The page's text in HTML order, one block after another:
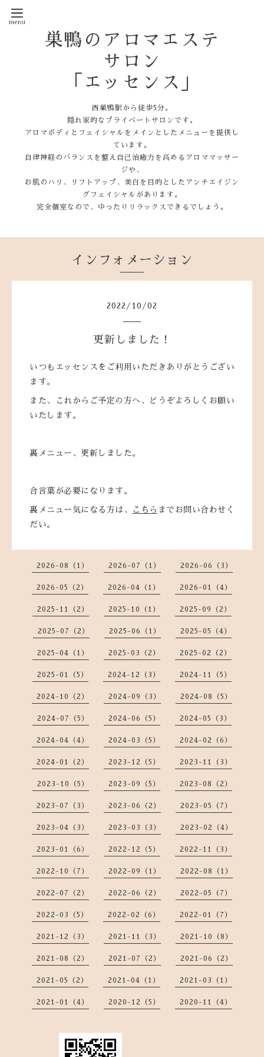
巣鴨のアロマエステ
サロン
「エッセンス」
西巣鴨駅から徒歩5分。
隠れ家的なプライベートサロンです。
アロマボディとフェイシャルをメインとしたメニューを提供し
ています。
自律神経のバランスを整え自己治癒力を高めるアロママッサー
ジや、
お肌のハリ、リフトアップ、美白を目的としたアンチエイジン
グフェイシャルがあります。
完全個室なので、ゆったりリラックスできるでしょう。
インフォメーション
2022 / 10 /02
更新しました！
いつもエッセンスをご利用いただきありがとうござい
ます。
また、これからご予定の方へ、どうぞよろしくお願い
いたします。
裏メニュー、更新しました。
合言葉が必要になります。
裏メニュー気になる方は、 こちら までお問い合わせく
だい。
2026-08（1） 2026-07（1） 2026-06（3）
2026-05（2） 2026-04（1） 2026-01（4）
2025-11（2） 2025-10（1） 2025-09（2）
2025-07（2） 2025-06（1） 2025-05（4）
2025-04（1） 2025-03（2） 2025-02（2）
2025-01（5） 2024-12（3） 2024-11（5）
2024-10（2） 2024-09（3） 2024-08（5）
2024-07（5） 2024-06（5） 2024-05（3）
2024-04（4） 2024-03（5） 2024-02（6）
2024-01（2） 2023-12（5） 2023-11（3）
2023-10（5） 2023-09（5） 2023-08（2）
2023-07（3） 2023-06（2） 2023-05（7）
2023-04（3） 2023-03（3） 2023-02（4）
2023-01（6） 2022-12（5） 2022-11（3）
2022-10（7） 2022-09（1） 2022-08（1）
2022-07（2） 2022-06（2） 2022-05（7）
2022-03（5） 2022-02（6） 2022-01（7）
2021-12（3） 2021-11（3） 2021-10（8）
2021-08（2） 2021-07（2） 2021-06（2）
2021-05（2） 2021-04（1） 2021-03（1）
2021-01（4） 2020-12（5） 2020-11（4）